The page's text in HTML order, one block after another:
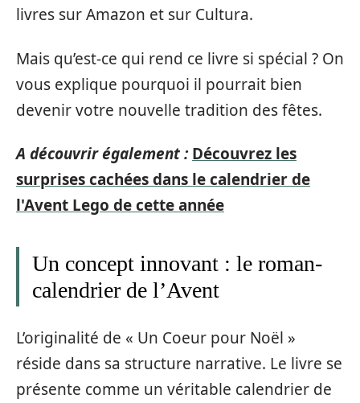
livres sur Amazon et sur Cultura.
Mais qu’est-ce qui rend ce livre si spécial ? On
vous explique pourquoi il pourrait bien
devenir votre nouvelle tradition des fêtes.
A découvrir également : Découvrez les
surprises cachées dans le calendrier de
l'Avent Lego de cette année
Un concept innovant : le roman-
calendrier de l’Avent
L’originalité de « Un Coeur pour Noël »
réside dans sa structure narrative. Le livre se
présente comme un véritable calendrier de